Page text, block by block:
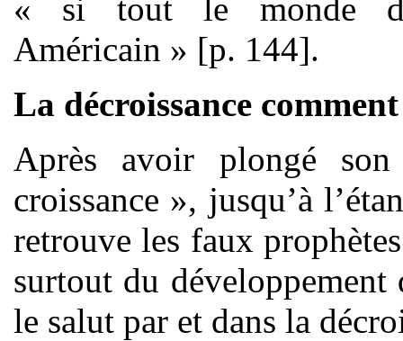
« si tout le monde
Américain » [p. 144].
La décroissance
Après avoir plongé
croissance », jusqu’à
retrouve les faux
surtout du
le salut par et dans la